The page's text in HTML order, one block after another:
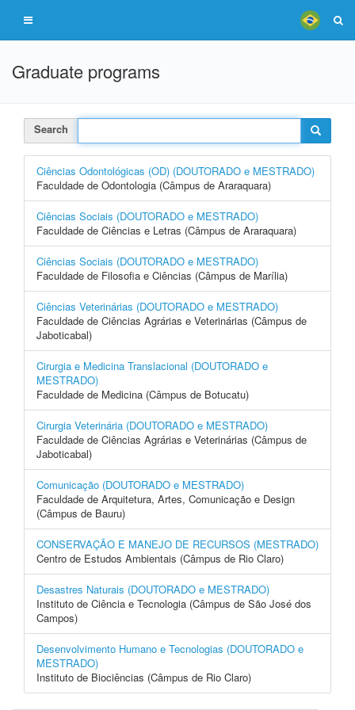
Graduate programs
Search
Ciências Odontológicas (OD) (DOUTORADO e MESTRADO)
Faculdade de Odontologia (Câmpus de Araraquara)
Ciências Sociais (DOUTORADO e MESTRADO)
Faculdade de Ciências e Letras (Câmpus de Araraquara)
Ciências Sociais (DOUTORADO e MESTRADO)
Faculdade de Filosofia e Ciências (Câmpus de Marília)
Ciências Veterinárias (DOUTORADO e MESTRADO)
Faculdade de Ciências Agrárias e Veterinárias (Câmpus de
Jaboticabal)
Cirurgia e Medicina Translacional (DOUTORADO e
MESTRADO)
Faculdade de Medicina (Câmpus de Botucatu)
Cirurgia Veterinária (DOUTORADO e MESTRADO)
Faculdade de Ciências Agrárias e Veterinárias (Câmpus de
Jaboticabal)
Comunicação (DOUTORADO e MESTRADO)
Faculdade de Arquitetura, Artes, Comunicação e Design
(Câmpus de Bauru)
CONSERVAÇÃO E MANEJO DE RECURSOS (MESTRADO)
Centro de Estudos Ambientais (Câmpus de Rio Claro)
Desastres Naturais (DOUTORADO e MESTRADO)
Instituto de Ciência e Tecnologia (Câmpus de São José dos
Campos)
Desenvolvimento Humano e Tecnologias (DOUTORADO e
MESTRADO)
Instituto de Biociências (Câmpus de Rio Claro)